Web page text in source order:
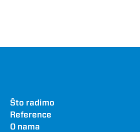
Footer
Što radimo
Reference
O nama